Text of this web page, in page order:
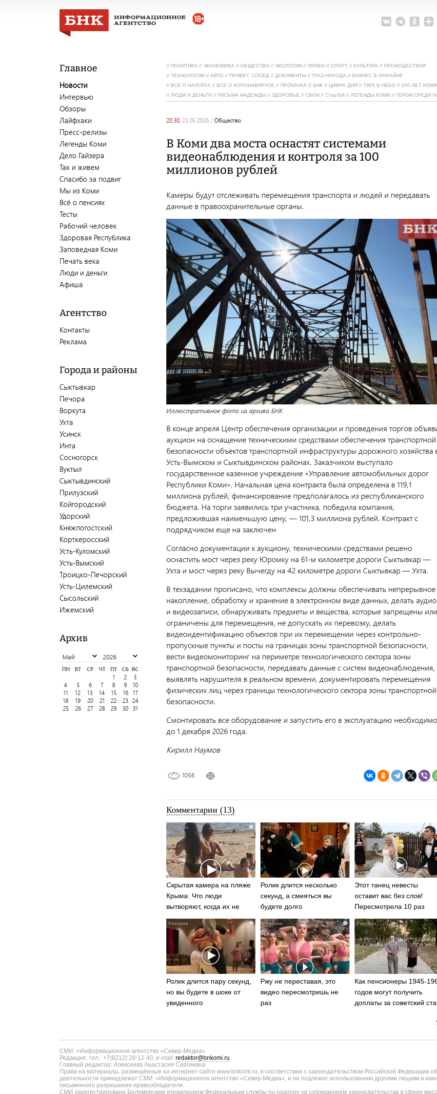
Главное
Новости
Интервью
Обзоры
Лайфхаки
Пресс-релизы
Легенды Коми
Дело Гайзера
Так и живем
Спасибо за подвиг
Мы из Коми
Всё о пенсиях
Тесты
Рабочий человек
Здоровая Республика
Заповедная Коми
Печать века
Люди и деньги
Афиша
Агентство
Контакты
Реклама
Города и районы
Сыктывкар
Печора
Воркута
Ухта
Усинск
Инта
Сосногорск
Вуктыл
Сыктывдинский
Прилузский
Койгородский
Удорский
Княжпогостский
Корткеросский
Усть-Куломский
Усть-Вымский
Троицко-Печорский
Усть-Цилемский
Сысольский
Ижемский
Архив
ПН ВТ СР ЧТ ПТ СБ ВС
1
2
3
4
5 6 7 8 9
10
11
12 13 14 15 16
17
18
19 20 21 22 23 24
25
26 27 28 29 30 31
// ПОЛИТИКА // ЭКОНОМИКА // ОБЩЕСТВО // ЭКОЛОГИЯ // ПРАВО // СПОРТ // КУЛЬТУРА // ПРОИСШЕСТВИЯ
// ТЕХНОЛОГИИ // АВТО // ПРИВЕТ, СОСЕД // ДОКУМЕНТЫ // ГЛАЗ НАРОДА // БИЗНЕС В ОНЛАЙНЕ
// ВСЕ О НАЛОГАХ // ВСЕ О КОРОНАВИРУСЕ // ПРОКАЧКА С БНК // ЦИФРА ДНЯ // ТЯГА В НЕБО // 100 ЛЕТ КОМИ
// ЛЮДИ И ДЕНЬГИ // ПИСЬМА НАДЕЖДЫ // ЗДОРОВЬЕ // СВОИ // СтарТуй // ЛЕГЕНДЫ КОМИ // ГЕРОИ СРЕДИ
20:30, 23.05.2026 / общество
В Коми два моста оснастят системами
видеонаблюдения и контроля за 100
миллионов рублей
Камеры будут отслеживать перемещения транспорта и людей и передавать
данные в правоохранительные органы.
Иллюстративное фото из архива БНК
В конце апреля Центр обеспечения организации и проведения торгов
аукцион на оснащение техническими средствами обеспечения транспортной
безопасности объектов транспортной инфраструктуры дорожного хозяйства
Усть-Вымском и Сыктывдинском районах. Заказчиком выступало
государственное казенное учреждение «Управление автомобильных дорог
Республики Коми». Начальная цена контракта была определена в 119,1
миллиона рублей, финансирование предполагалось из республиканского
бюджета. На торги заявились три участника, победила компания,
предложившая наименьшую цену, — 101,3 миллиона рублей. Контракт с
подрядчиком еще на заключен
Согласно документации к аукциону, техническими средствами решено
оснастить мост через реку Юромку на 61-м километре дороги Сыктывкар —
Ухта и мост через реку Вычегду на 42 километре дороги Сыктывкар — Ухта.
В техзадании прописано, что комплексы должны обеспечивать непрерывное
накопление, обработку и хранение в электронном виде данных, делать
и видеозаписи, обнаруживать предметы и вещества, которые запрещены или
ограничены для перемещения, не допускать их перевозку, делать
видеоидентификацию объектов при их перемещении через контрольно-
пропускные пункты и посты на границах зоны транспортной безопасности,
вести видеомониторинг на периметре технологического сектора зоны
транспортной безопасности, передавать данные с систем видеонаблюдения,
выявлять нарушителя в реальном времени, документировать перемещения
физических лиц через границы технологического сектора зоны транспортной
безопасности.
Смонтировать все оборудование и запустить его в эксплуатацию необходимо
до 1 декабря 2026 года.
Кирилл Наумов
1056
Комментарии (13)
i
Скрытая камера на пляже
Крыма: Что люди
вытворяют, когда их не
видят...
i
Ролик длится несколько
секунд, а смеяться вы
будете долго
Этот танец невесты
оставит вас без слов!
Пересмотрела 10 раз
i
Ролик длится пару секунд,
но вы будете в шоке от
увиденного
i
Ржу не переставая, это
видео пересмотришь не
раз
Как пенсионеры 1945-
годов могут получить
доплаты за советский
СМИ: «Информационное агентство «Север-Медиа»
Редакция: тел.: +7(8212) 29-12-40, e-mail: redaktor@bnkomi.ru
Главный редактор: Алексеева Анастасия Сергеевна.
Права на материалы, размещённые на интернет-сайте www.bnkomi.ru, в соответствии с законодательством Российской Федерации
деятельности принадлежат СМИ: «Информационное агентство «Север-Медиа», и не подлежат использованию другими лицами в
письменного разрешения правообладателя.
СМИ зарегистрировано Беломорским управлением Федеральным службы по надзору за соблюдением законодательства в сфере